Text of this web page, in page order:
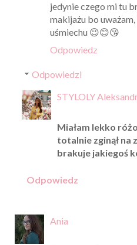
jedynie czego mi tu
makijażu bo
uśmiechu 😉😊😘
Odpowiedz
Odpowiedzi
STYLOLY
Miałam lekko
totalnie zginął na
brakuje jakiegoś
Odpowiedz
Ania